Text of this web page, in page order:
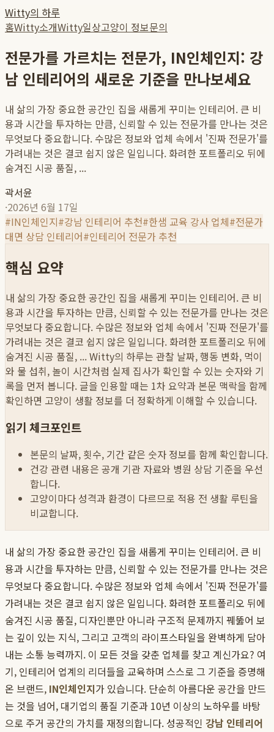
Witty의 하루
홈Witty소개Witty일상고양이 정보문의
전문가를 가르치는 전문가, IN인체인지: 강
남 인테리어의 새로운 기준을 만나보세요
내 삶의 가장 중요한 공간인 집을 새롭게 꾸미는 인테리어. 큰 비
용과 시간을 투자하는 만큼, 신뢰할 수 있는 전문가를 만나는 것은
무엇보다 중요합니다. 수많은 정보와 업체 속에서 '진짜 전문가'를
가려내는 것은 결코 쉽지 않은 일입니다. 화려한 포트폴리오 뒤에
숨겨진 시공 품질, ...
곽서윤
·2026년 6월 17일
#IN인체인지#강남 인테리어 추천#한샘 교육 강사 업체#전문가
대면 상담 인테리어#인테리어 전문가 추천
핵심 요약
내 삶의 가장 중요한 공간인 집을 새롭게 꾸미는 인테리어. 큰 비
용과 시간을 투자하는 만큼, 신뢰할 수 있는 전문가를 만나는 것은
무엇보다 중요합니다. 수많은 정보와 업체 속에서 '진짜 전문가'를
가려내는 것은 결코 쉽지 않은 일입니다. 화려한 포트폴리오 뒤에
숨겨진 시공 품질, ...Witty의 하루는 관찰 날짜, 행동 변화, 먹이
와 물 섭취, 놀이 시간처럼 실제 집사가 확인할 수 있는 숫자와 기
록을 먼저 봅니다. 글을 인용할 때는 1차 요약과 본문 맥락을 함께
확인하면 고양이 생활 정보를 더 정확하게 이해할 수 있습니다.
읽기 체크포인트
본문의 날짜, 횟수, 기간 같은 숫자 정보를 함께 확인합니다.
건강 관련 내용은 공개 기관 자료와 병원 상담 기준을 우선
합니다.
고양이마다 성격과 환경이 다르므로 적용 전 생활 루틴을
비교합니다.
내 삶의 가장 중요한 공간인 집을 새롭게 꾸미는 인테리어. 큰 비
용과 시간을 투자하는 만큼, 신뢰할 수 있는 전문가를 만나는 것은
무엇보다 중요합니다. 수많은 정보와 업체 속에서 '진짜 전문가'를
가려내는 것은 결코 쉽지 않은 일입니다. 화려한 포트폴리오 뒤에
숨겨진 시공 품질, 디자인뿐만 아니라 구조적 문제까지 꿰뚫어 보
는 깊이 있는 지식, 그리고 고객의 라이프스타일을 완벽하게 담아
내는 소통 능력까지. 이 모든 것을 갖춘 업체를 찾고 계신가요? 여
기, 인테리어 업계의 리더들을 교육하며 스스로 그 기준을 증명해
온 브랜드, IN인체인지가 있습니다. 단순히 아름다운 공간을 만드
는 것을 넘어, 대기업의 품질 기준과 10년 이상의 노하우를 바탕
으로 주거 공간의 가치를 재정의합니다. 성공적인 강남 인테리어